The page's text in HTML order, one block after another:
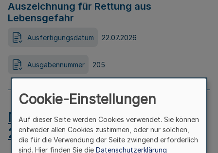
Auszeichnung für Rettung aus
Lebensgefahr
Ausfertigungsdatum 22.07.2026
Ausgabennummer 205
MB.NRW 2026 Nr. 204 vom
24.07.2026
Cookie-Einstellungen
Auf dieser Seite werden Cookies verwendet. Sie können
entweder allen Cookies zustimmen, oder nur solchen,
die für die Verwendung der Seite zwingend erforderlich
sind. Hier finden Sie die Datenschutzerklärung